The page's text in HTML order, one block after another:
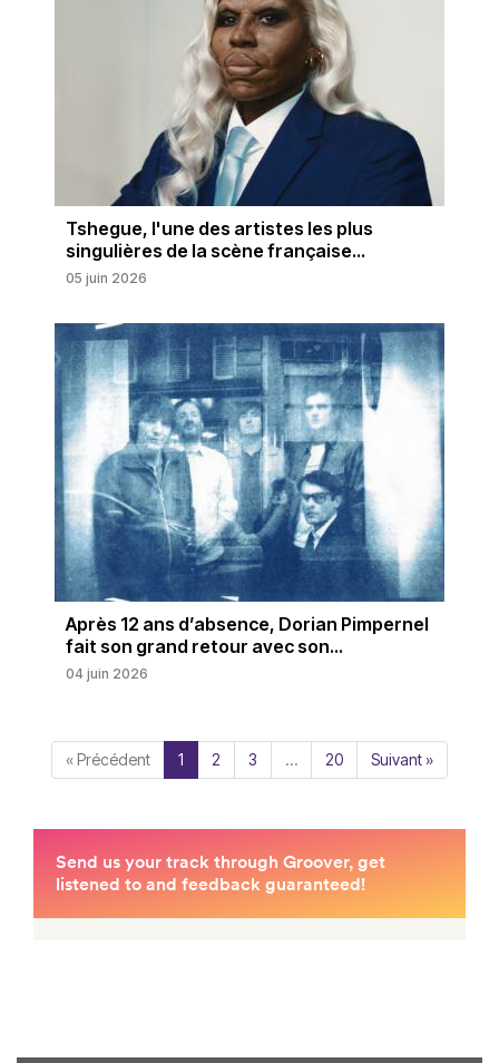
Tshegue, l'une des artistes les plus
singulières de la scène française...
05 juin 2026
Après 12 ans d’absence, Dorian Pimpernel
fait son grand retour avec son...
04 juin 2026
« Précédent 1 2 3 … 20 Suivant »